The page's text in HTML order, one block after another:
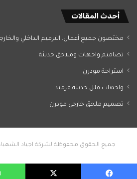
أحدث المقالات
مختصون جميع آعمال. الترميم الداخلي
تصاميم واجهات وملاحق حديثة
استراحة مودرن
واجهات فلل حديثة قرميد
تصميم ملحق خارجي مودرن
جميع الحقوق محفوظة لشركة اجياد الشهباء